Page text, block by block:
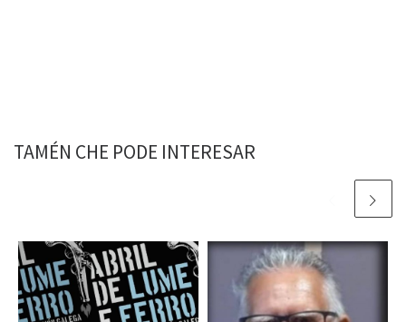
TAMÉN CHE PODE INTERESAR